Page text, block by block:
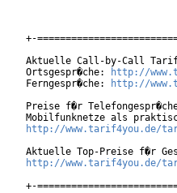
+-
Aktuelle Call-by-Call
Ortsgespr�che:
http://
Ferngespr�che:
http://
Preise f�r
http://www.tarif4you.de/
http://www.tarif4you.de/
+-